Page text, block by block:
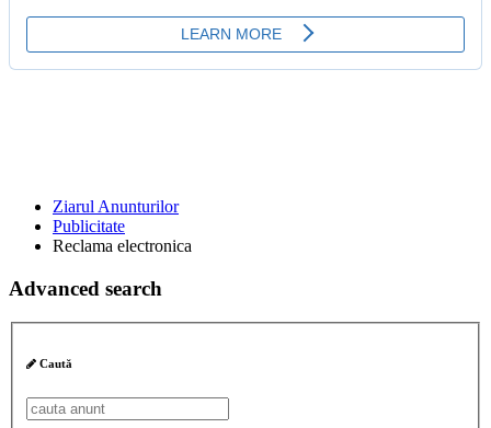
Ziarul Anunturilor
Publicitate
Reclama electronica
Advanced search
Caută